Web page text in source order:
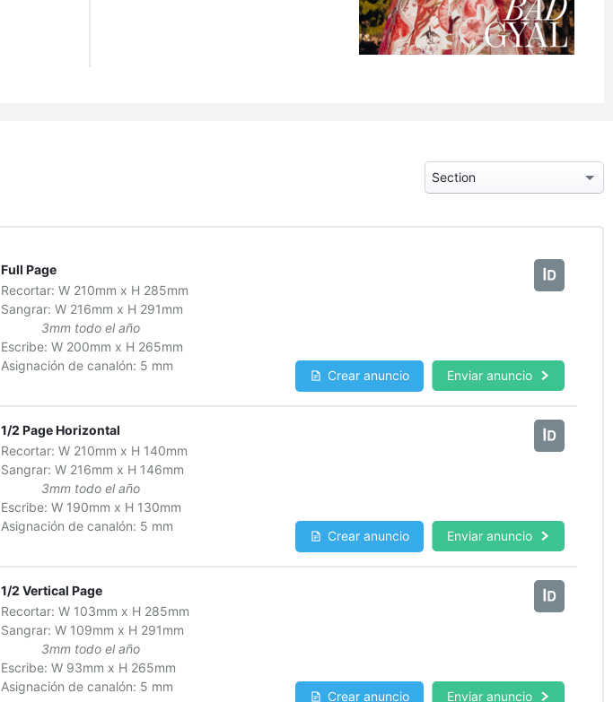
Full Page
Recortar: W 210mm x H 285mm
Sangrar: W 216mm x H 291mm
3mm todo el año
Escribe: W 200mm x H 265mm
Asignación de canalón: 5 mm
Crear anuncio Enviar anuncio
1/2 Page Horizontal
Recortar: W 210mm x H 140mm
Sangrar: W 216mm x H 146mm
3mm todo el año
Escribe: W 190mm x H 130mm
Asignación de canalón: 5 mm
Crear anuncio Enviar anuncio
1/2 Vertical Page
Recortar: W 103mm x H 285mm
Sangrar: W 109mm x H 291mm
3mm todo el año
Escribe: W 93mm x H 265mm
Asignación de canalón: 5 mm
Crear anuncio Enviar anuncio